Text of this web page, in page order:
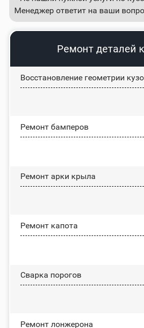
Менеджер ответит на ваши
Ремонт деталей
Восстановление геометрии
Ремонт бамперов
Ремонт арки крыла
Ремонт капота
Сварка порогов
Ремонт лонжерона